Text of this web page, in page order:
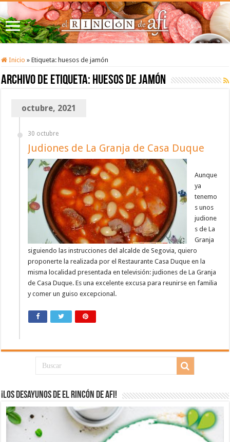
Inicio » Etiqueta: huesos de jamón
Archivo de etiqueta: huesos de jamón
octubre, 2021
30 octubre
Judiones de La Granja de Casa Duque
Aunque
ya
tenemo
s unos
judione
s de La
Granja
siguiendo las instrucciones del alcalde de Segovia, quiero
proponerte la realizada por el Restaurante Casa Duque en la
misma localidad presentada en televisión: judiones de La Granja
de Casa Duque. Es una excelente excusa para reunirse en familia
y comer un guiso excepcional.
¡Los desayunos de El Rincón de Afi!